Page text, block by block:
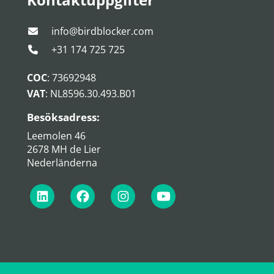
info@birdblocker.com
+31 174 725 725
COC: 73692948
VAT: NL8596.30.493.B01
Besöksadress:
Leemolen 46
2678 MH de Lier
Nederländerna